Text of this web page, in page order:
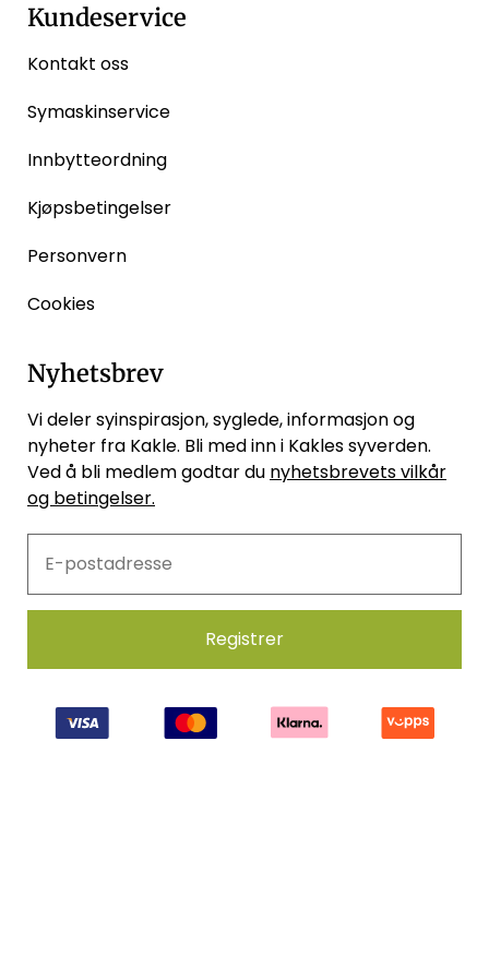
Kundeservice
Kontakt oss
Symaskinservice
Innbytteordning
Kjøpsbetingelser
Personvern
Cookies
Nyhetsbrev
Vi deler syinspirasjon, syglede, informasjon og
nyheter fra Kakle. Bli med inn i Kakles syverden.
Ved å bli medlem godtar du nyhetsbrevets vilkår
og betingelser.